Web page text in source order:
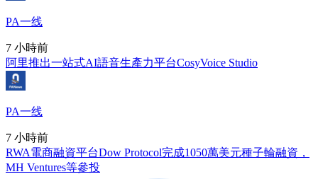
PA一线
7 小時前
阿里推出一站式AI語音生產力平台CosyVoice Studio
PA一线
7 小時前
RWA電商融資平台Dow Protocol完成1050萬美元種子輪融資，
MH Ventures等參投